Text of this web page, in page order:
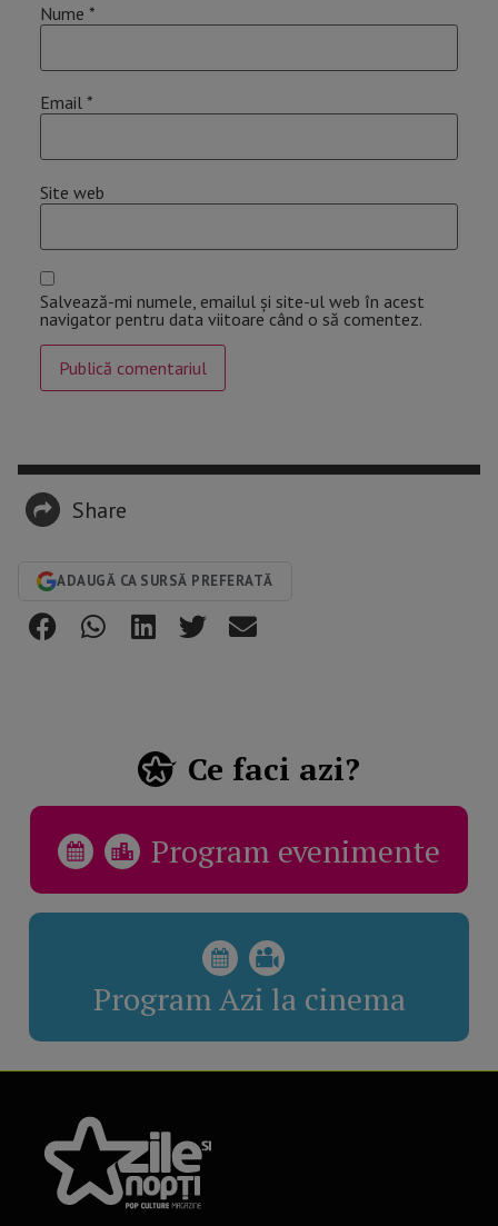
Nume *
Email *
Site web
Salvează-mi numele, emailul și site-ul web în acest
navigator pentru data viitoare când o să comentez.
Share
ADAUGĂ CA SURSĂ PREFERATĂ
Ce faci azi?
Program evenimente
Program Azi la cinema